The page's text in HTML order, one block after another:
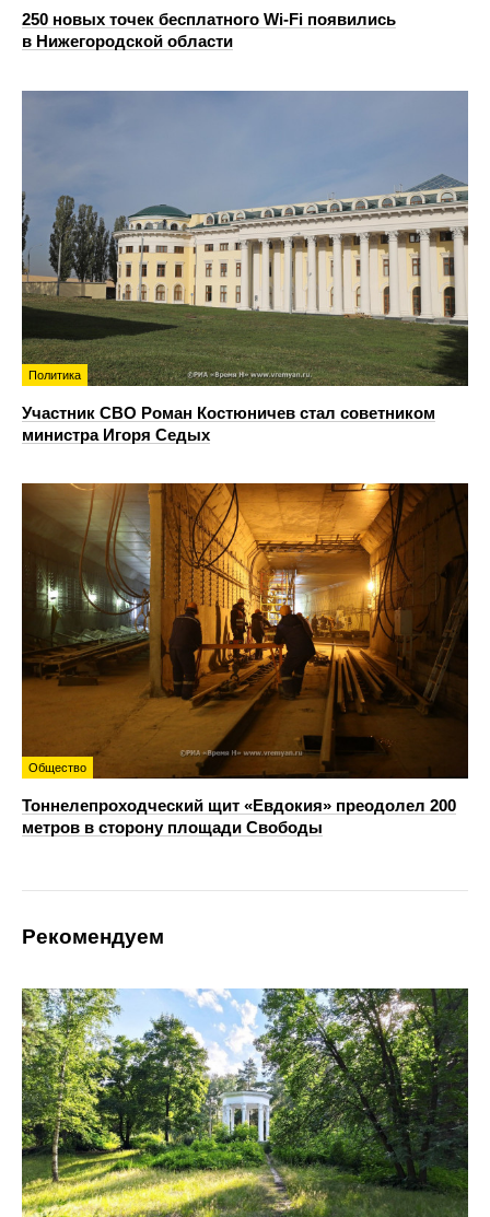
250 новых точек бесплатного Wi-Fi появились
в Нижегородской области
Политика
Участник СВО Роман Костюничев стал советником
министра Игоря Седых
Общество
Тоннелепроходческий щит «Евдокия» преодолел 200
метров в сторону площади Свободы
Рекомендуем